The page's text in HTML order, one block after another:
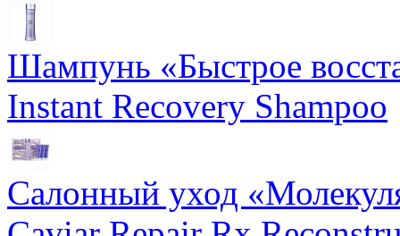
Шампунь «Быстрое
Instant Recovery Shampoo
Салонный уход